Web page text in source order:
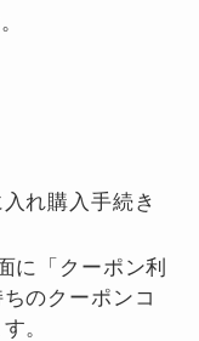
れ購入手続き
に「クーポン利
のクーポンコ
。